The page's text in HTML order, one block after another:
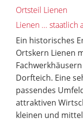
Ortsteil Lienen
Lienen ... staatlich
Ein historisches
Ortskern Lienen
Dorfteich. Eine
passendes
attraktiven
kleinen und